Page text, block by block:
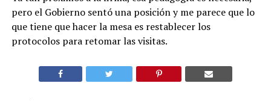
pero el Gobierno sentó una posición y me parece que lo
que tiene que hacer la mesa es restablecer los
protocolos para retomar las visitas.